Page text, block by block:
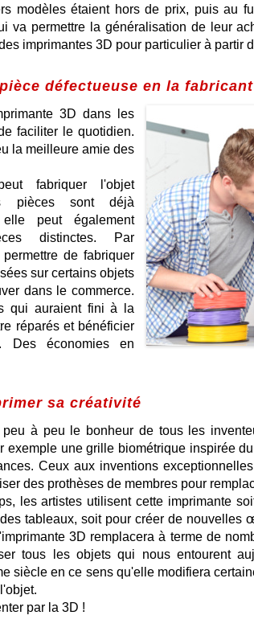
modèles étaient hors de prix, puis au
va permettre la généralisation de leur
imprimantes 3D pour particulier à partir
défectueuse en la
3D dans les
faciliter le quotidien.
la meilleure amie des
fabriquer l'objet
pièces sont déjà
peut également
distinctes. Par
de fabriquer
sur certains objets
dans le commerce.
qui auraient fini à la
réparés et bénéficier
Des économies en
sa créativité
peu à peu le bonheur de tous les
exemple une grille biométrique inspirée
Ceux aux inventions
des prothèses de membres pour
les artistes utilisent cette imprimante
tableaux, soit pour créer de nouvelles
3D remplacera à terme de
tous les objets qui nous entourent
siècle en ce sens qu'elle modifiera
par la 3D !